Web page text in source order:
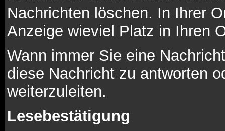
Nachrichten löschen. In Ihrer
Anzeige wieviel Platz in Ihren
Wann immer Sie eine
diese Nachricht zu antworten
weiterzuleiten.
Lesebestätigung